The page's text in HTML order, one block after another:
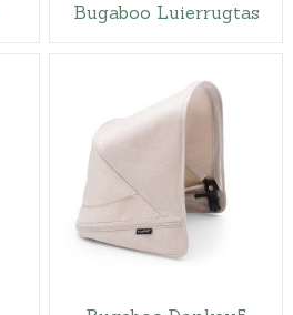
Bugaboo Luierrugtas